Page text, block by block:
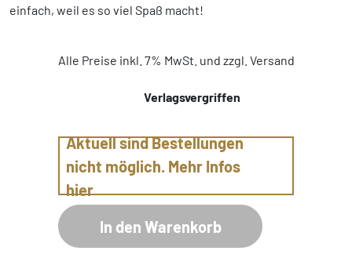
einfach, weil es so viel Spaß macht!
Alle Preise inkl. 7% MwSt. und zzgl. Versand
Verlagsvergriffen
Aktuell sind Bestellungen
nicht möglich. Mehr Infos
hier
In den Warenkorb